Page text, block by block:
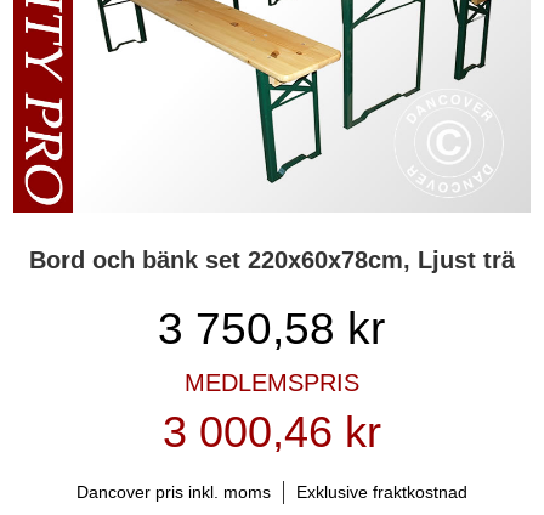
Bord och bänk set 220x60x78cm, Ljust trä
3 750,58 kr
MEDLEMSPRIS
3 000,46 kr
Dancover pris inkl. moms Exklusive fraktkostnad